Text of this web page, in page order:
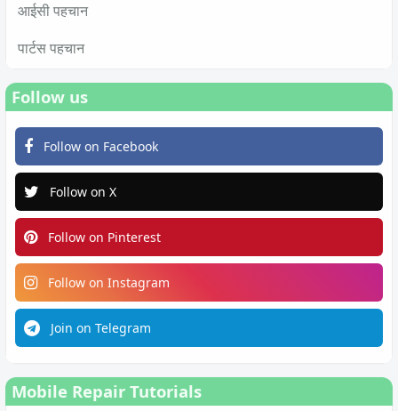
आईसी पहचान
पार्टस पहचान
Follow us
Follow on Facebook
Follow on X
Follow on Pinterest
Follow on Instagram
Join on Telegram
Mobile Repair Tutorials